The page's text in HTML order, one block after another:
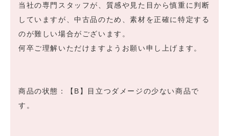
当社の専門スタッフが、質感や見た目から慎重に判断
していますが、中古品のため、素材を正確に特定する
のが難しい場合がございます。
何卒ご理解いただけますようお願い申し上げます。
商品の状態：【B】目立つダメージの少ない商品で
す。